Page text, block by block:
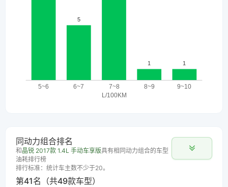
同动力组合排名
和 晶锐 2017款 1.4L 手动车享版具有相同动力组合的车型
油耗排行榜
排行标准：统计车主数不少于20。
第41名（共49款车型）